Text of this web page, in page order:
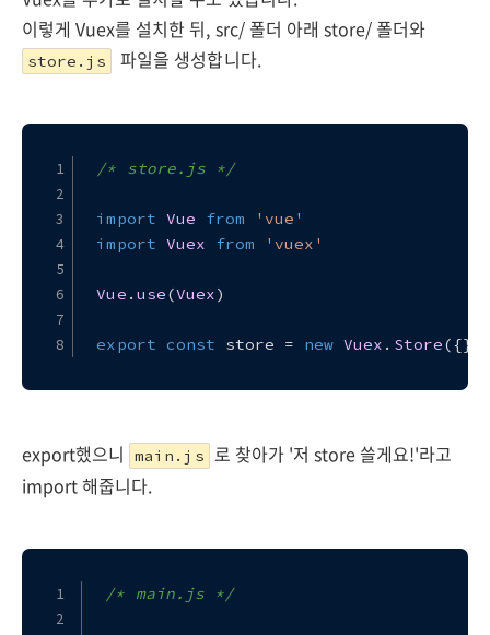
이렇게 Vuex를 설치한 뒤, src/ 폴더 아래 store/ 폴더와
store.js 파일을 생성합니다.
/* store.js */
import Vue from
'vue'
import Vuex from 'vuex'
Vue . use(Vuex)
export const store = new Vuex . Store
export했으니 main.js 로 찾아가 '저 store 쓸게요!'라고
import 해줍니다.
/* main.js */